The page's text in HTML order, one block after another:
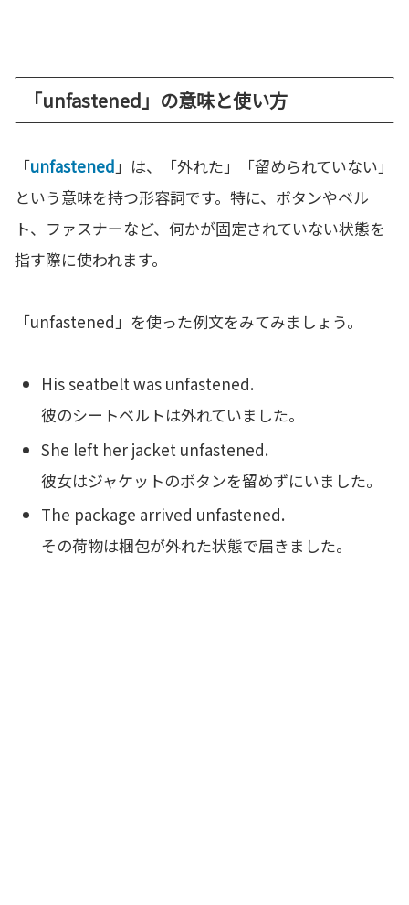
「unfastened」の意味と使い方
「unfastened」は、「外れた」「留められていない」
という意味を持つ形容詞です。特に、ボタンやベル
ト、ファスナーなど、何かが固定されていない状態を
指す際に使われます。
「unfastened」を使った例文をみてみましょう。
His seatbelt was unfastened.
彼のシートベルトは外れていました。
She left her jacket unfastened.
彼女はジャケットのボタンを留めずにいました。
The package arrived unfastened.
その荷物は梱包が外れた状態で届きました。